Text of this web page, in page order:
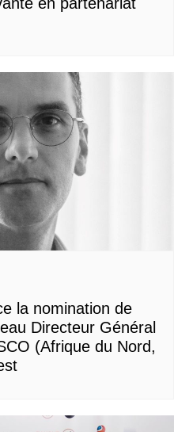
la nomination de
Directeur Général
(Afrique du Nord,